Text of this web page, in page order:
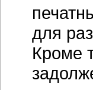
для
Кроме